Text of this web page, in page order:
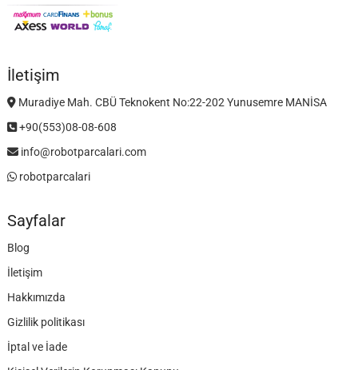
İletişim
Muradiye Mah. CBÜ Teknokent No:22-202 Yunusemre MANİSA
+90(553)08-08-608
info@robotparcalari.com
robotparcalari
Sayfalar
Blog
İletişim
Hakkımızda
Gizlilik politikası
İptal ve İade